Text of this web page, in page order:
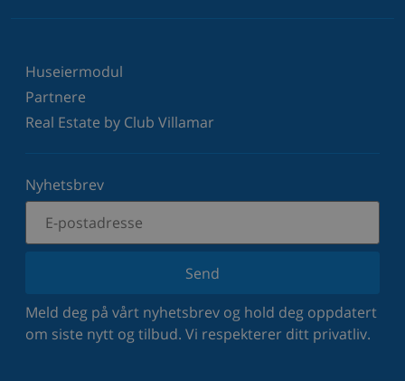
Huseiermodul
Partnere
Real Estate by Club Villamar
Nyhetsbrev
Send
Meld deg på vårt nyhetsbrev og hold deg oppdatert
om siste nytt og tilbud. Vi respekterer ditt privatliv.